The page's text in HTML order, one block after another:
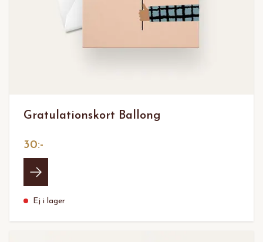
Gratulationskort Ballong
30:-
Ej i lager